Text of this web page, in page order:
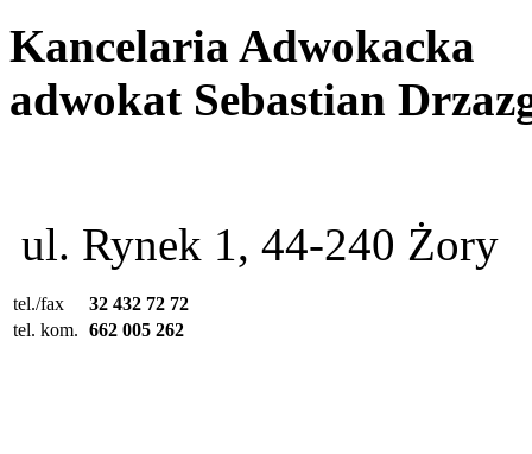
Kancelaria Adwokacka
adwokat Sebastian
ul. Rynek 1, 44-240 Żory
tel./fax
32 432 72 72
tel. kom. 662 005 262